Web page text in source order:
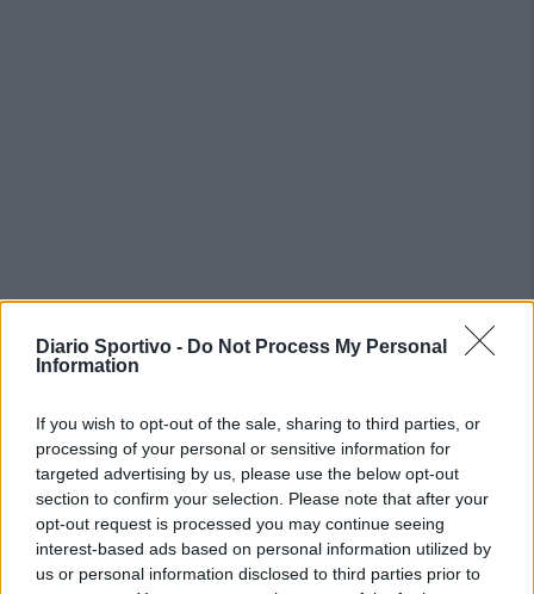
Diario Sportivo - Do Not Process My Personal
Information
If you wish to opt-out of the sale, sharing to third parties, or
processing of your personal or sensitive information for
targeted advertising by us, please use the below opt-out
section to confirm your selection. Please note that after your
opt-out request is processed you may continue seeing
interest-based ads based on personal information utilized by
us or personal information disclosed to third parties prior to